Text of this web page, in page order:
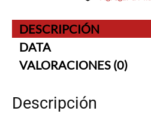
DESCRIPCIÓN
DATA
VALORACIONES (0)
Descripción